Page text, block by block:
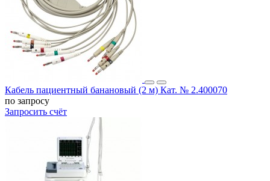
Кабель пациентный банановый (2 м) Кат. № 2.400070
по запросу
Запросить счёт